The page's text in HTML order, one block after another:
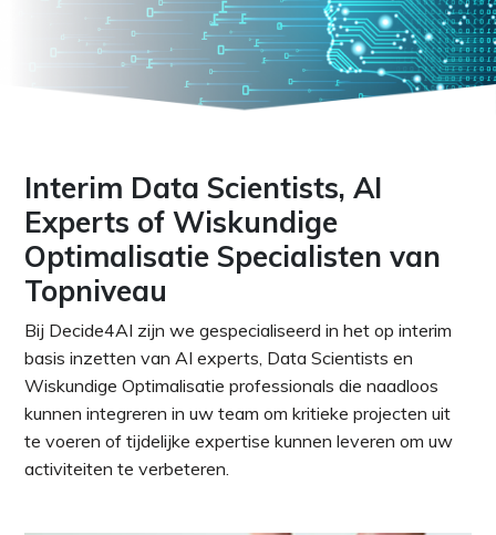
Interim Data Scientists, AI
Experts of Wiskundige
Optimalisatie Specialisten van
Topniveau
Bij Decide4AI zijn we gespecialiseerd in het op interim
basis inzetten van AI experts, Data Scientists en
Wiskundige Optimalisatie professionals die naadloos
kunnen integreren in uw team om kritieke projecten uit
te voeren of tijdelijke expertise kunnen leveren om uw
activiteiten te verbeteren.